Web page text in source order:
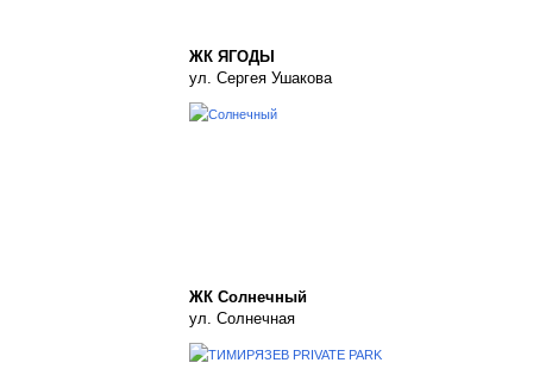
ЖК ЯГОДЫ
ул. Сергея Ушакова
ЖК Солнечный
ул. Солнечная